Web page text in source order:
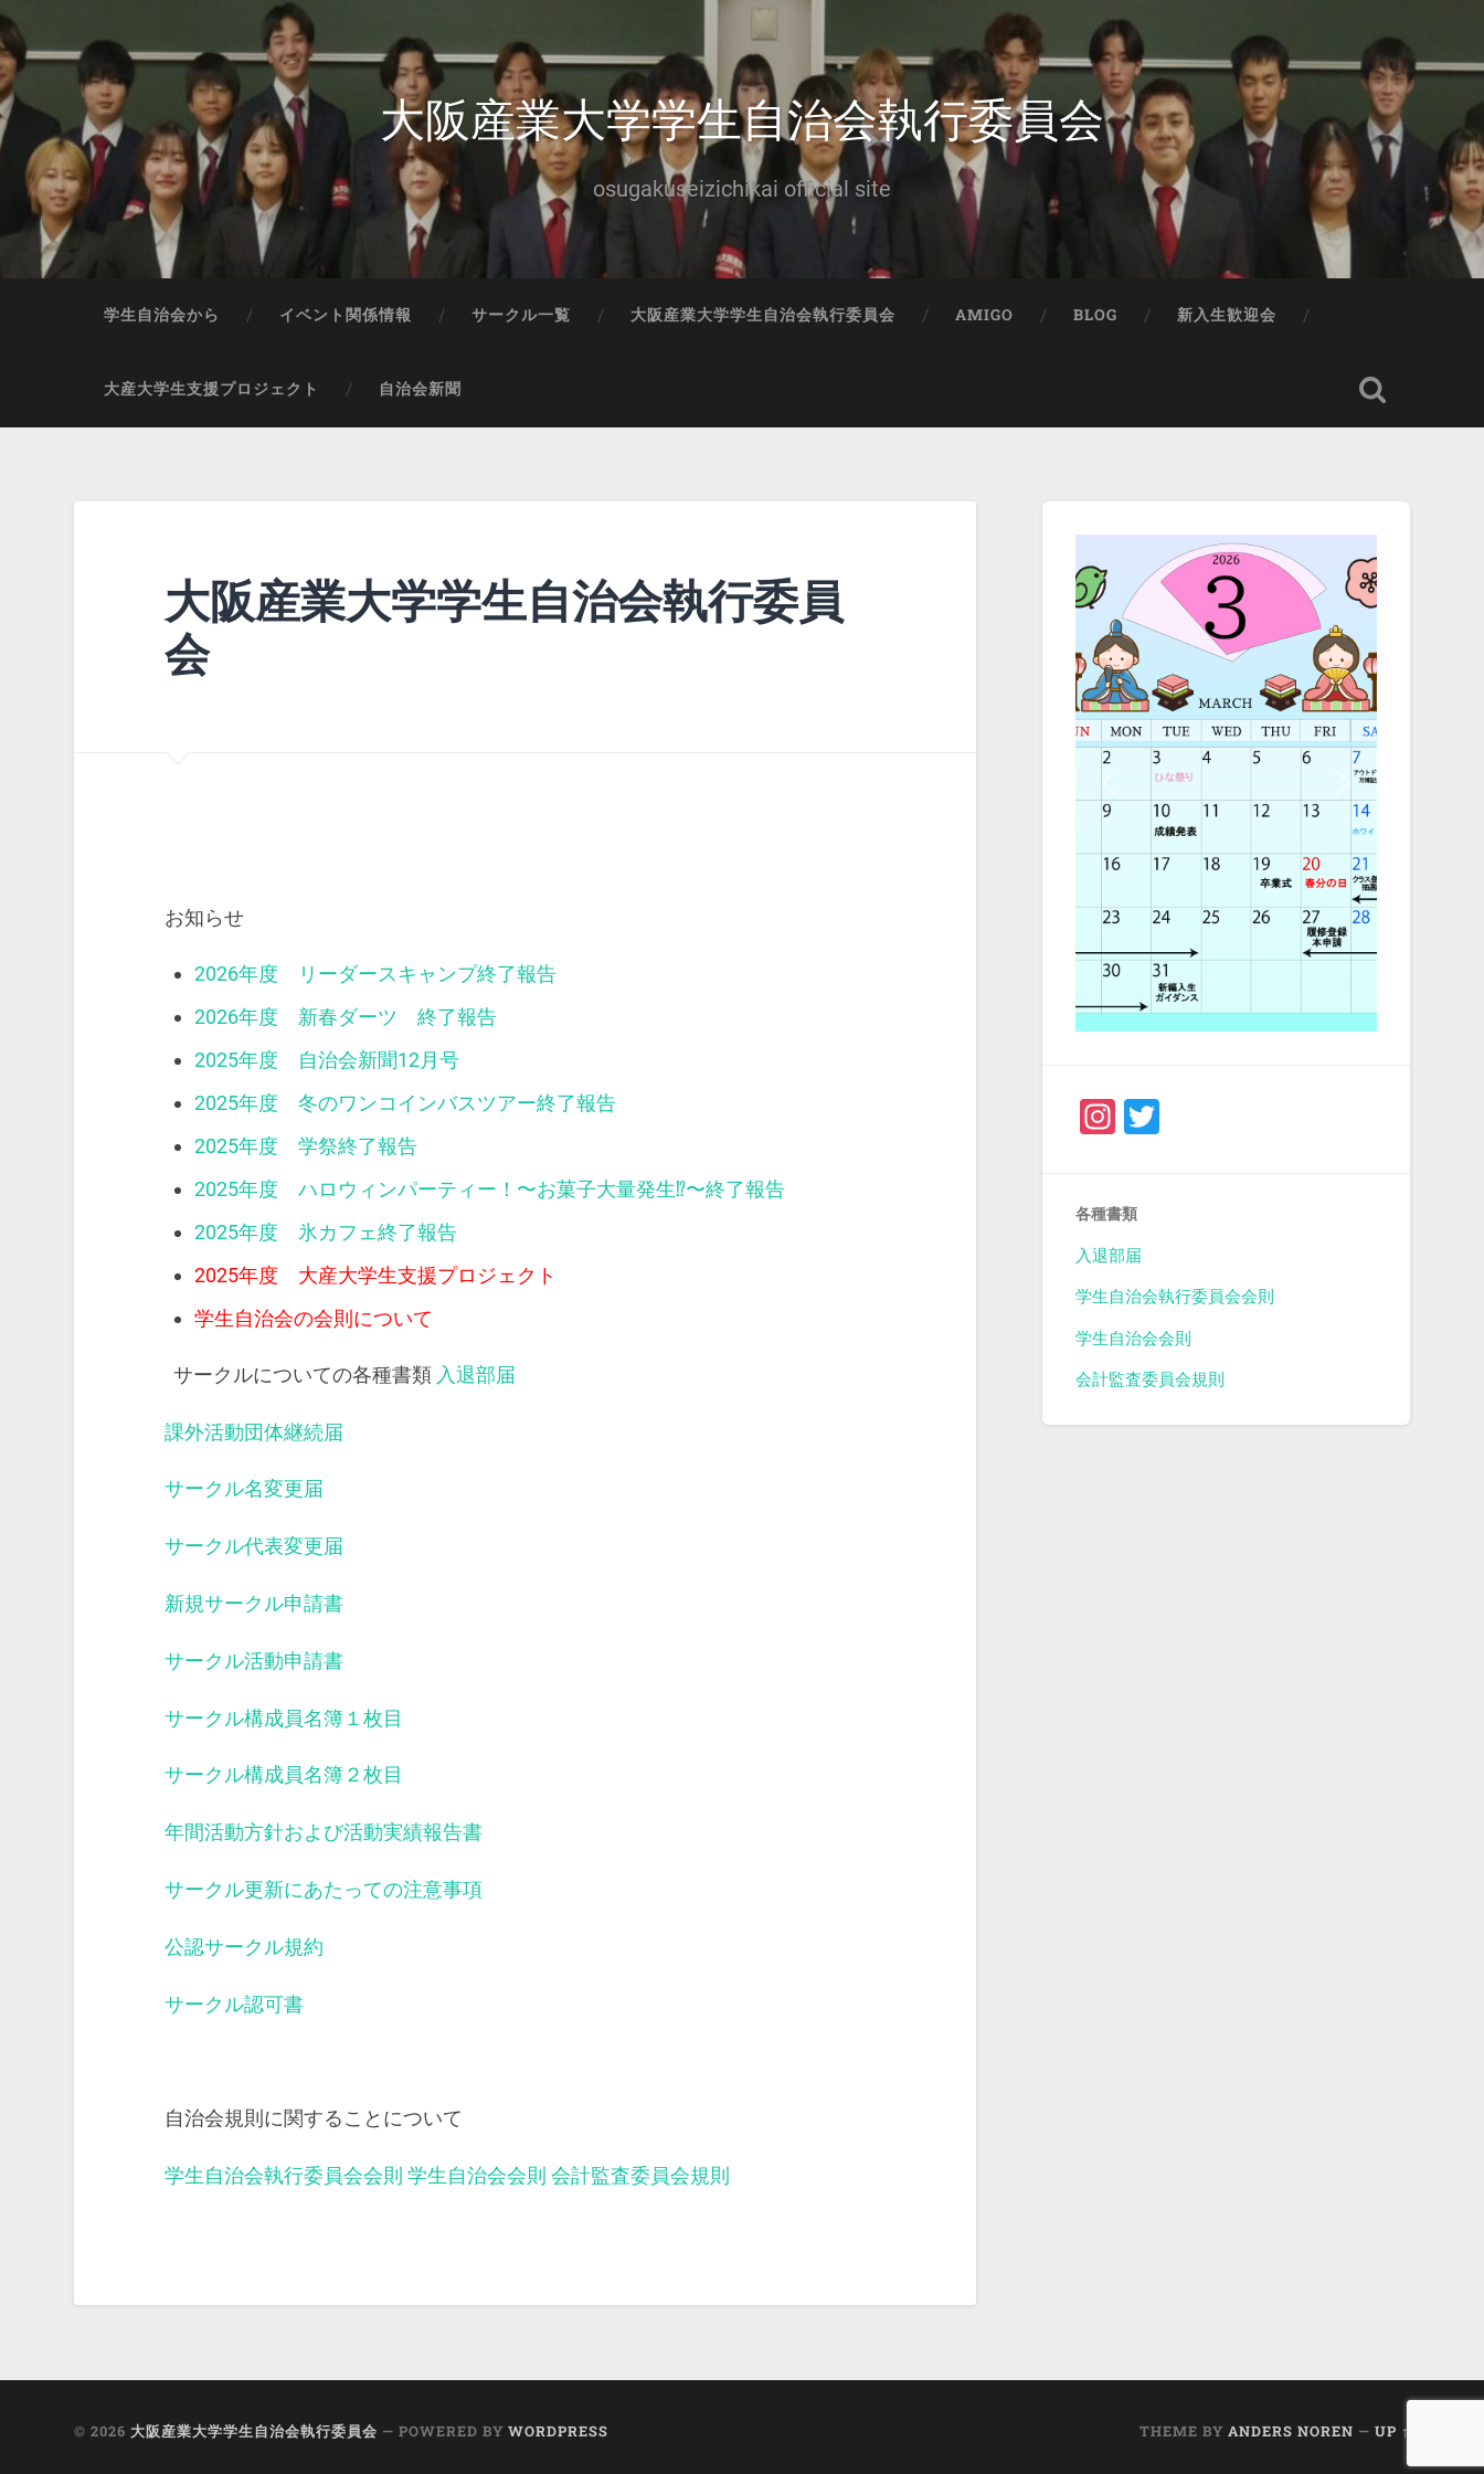
大阪産業大学学生自治会執行委員会
osugakuseizichikai official site
学生自治会から イベント関係情報 サークル一覧 大阪産業大学学生自治会執行委員会 AMIGO BLOG 新入生歓迎会
大産大学生支援プロジェクト 自治会新聞
大阪産業大学学生自治会執行委員
会
お知らせ
2026年度 リーダースキャンプ終了報告
2026年度 新春ダーツ 終了報告
2025年度 自治会新聞12月号
2025年度 冬のワンコインバスツアー終了報告
2025年度 学祭終了報告
2025年度 ハロウィンパーティー！〜お菓子大量発生⁉︎〜終了報告
2025年度 氷カフェ終了報告
2025年度 大産大学生支援プロジェクト
学生自治会の会則について
サークルについての各種書類 入退部届
課外活動団体継続届
サークル名変更届
サークル代表変更届
新規サークル申請書
サークル活動申請書
サークル構成員名簿１枚目
サークル構成員名簿２枚目
年間活動方針および活動実績報告書
サークル更新にあたっての注意事項
公認サークル規約
サークル認可書
自治会規則に関することについて
学生自治会執行委員会会則 学生自治会会則 会計監査委員会規則
Instagram
各種書類
入退部届
学生自治会執行委員会会則
学生自治会会則
会計監査委員会規則
© 2026 大阪産業大学学生自治会執行委員会 — POWERED BYWORDPRESS THEME BY ANDERS NOREN — UP ↑